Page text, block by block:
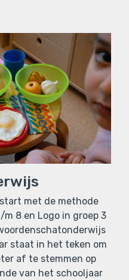
met de methode
8 en Logo in groep 3
staat in het teken om
af te stemmen op
van het schooljaar